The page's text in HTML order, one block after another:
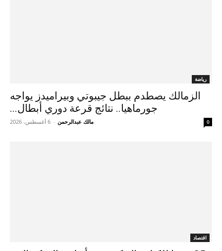
رياضة
الزمالك يصطدم ببطل جيبوتي وبيراميدز يواجه
جورماهيا.. نتائج قرعة دوري أبطال...
مالك عبدالرحمن - 6 أغسطس، 2026 0
اقتصاد